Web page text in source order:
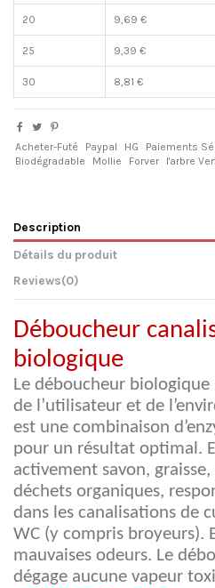
20 9,69 €
25 9,39 €
30 8,81 €
Acheter-Futé Paypal HG Paiements
Biodégradable
Mollie Forver l'arbre
Description
Détails du produit
Reviews(0)
Déboucheur
biologique
Le déboucheur
de l’utilisateur et de
est une combinaison
pour un résultat optimal.
activement savon,
déchets organiques,
dans les canalisations de
WC (y compris broyeurs).
mauvaises odeurs. Le
dégage aucune vapeur